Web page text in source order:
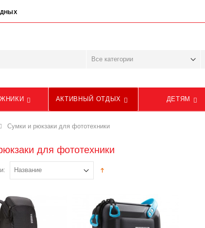
АКТИВНЫЙ ОТДЫХ ДЕТЯМ
Сумки и рюкзаки для фототехники
для фототехники